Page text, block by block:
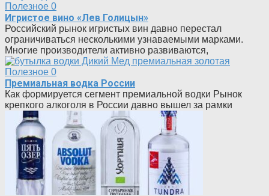
Полезное 0
Игристое вино «Лев Голицын»
Российский рынок игристых вин давно перестал
ограничиваться несколькими узнаваемыми марками.
Многие производители активно развиваются,
Полезное 0
Премиальная водка России
Как формируется сегмент премиальной водки Рынок
крепкого алкоголя в России давно вышел за рамки